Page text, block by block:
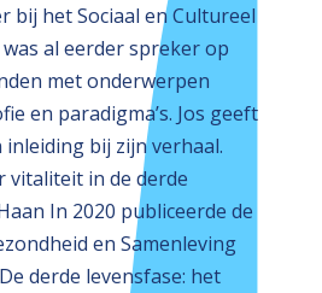
bij het Sociaal en Cultureel
was al eerder spreker op
met onderwerpen
en paradigma’s. Jos geeft
bij zijn verhaal.
vitaliteit in de derde
In 2020 publiceerde de
en Samenleving
derde levensfase: het